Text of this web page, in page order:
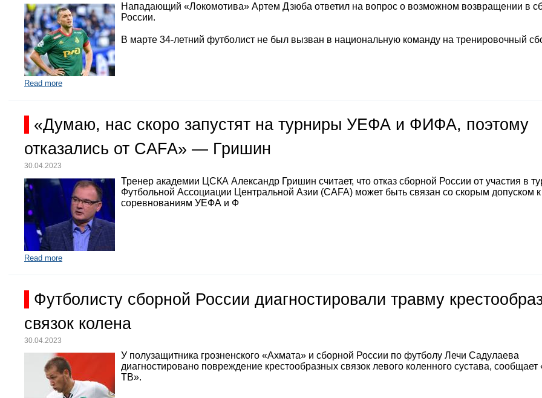
Нападающий «Локомотива» Артем Дзюба ответил на вопрос о возможном возвращении в
России.
В марте 34-летний футболист не был вызван в национальную команду на тренировочный
Read more
«Думаю, нас скоро запустят на турниры УЕФА и ФИФА, поэтому
отказались от CAFA» — Гришин
30.04.2023
Тренер академии ЦСКА Александр Гришин считает, что отказ сборной России от участия в
Футбольной Ассоциации Центральной Азии (CAFA) может быть связан со скорым допуском к
соревнованиям УЕФА и Ф
Read more
Футболисту сборной России диагностировали травму
связок колена
30.04.2023
У полузащитника грозненского «Ахмата» и сборной России по футболу Лечи Садулаева
диагностировано повреждение крестообразных связок левого коленного сустава, сообщает
ТВ».